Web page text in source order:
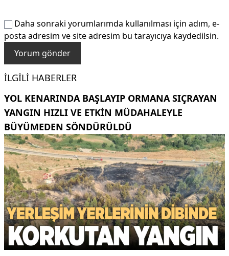
Daha sonraki yorumlarımda kullanılması için adım, e-
posta adresim ve site adresim bu tarayıcıya kaydedilsin.
İLGILI HABERLER
YOL KENARINDA BAŞLAYIP ORMANA SIÇRAYAN
YANGIN HIZLI VE ETKIN MÜDAHALEYLE
BÜYÜMEDEN SÖNDÜRÜLDÜ